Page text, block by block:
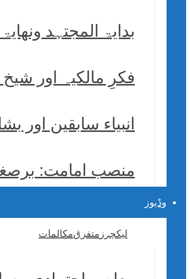
بدایۃ المجتہد
فکرِ مالکیہ اور
انبیاء سابقین
منصب امامت:
وڈیوز
لیکچرز متفرقمکالمات